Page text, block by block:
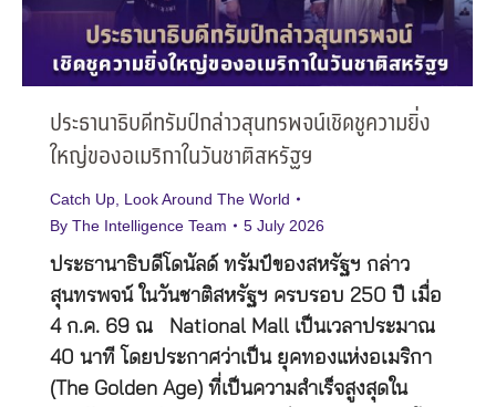
ประธานาธิบดีทรัมป์กล่าวสุนทรพจน์เชิดชูความยิ่ง
ใหญ่ของอเมริกาในวันชาติสหรัฐฯ
Catch Up Look Around The World
By The Intelligence Team 5 July 2026
ประธานาธิบดีโดนัลด์ ทรัมป์ของสหรัฐฯ กล่าว
สุนทรพจน์ ในวันชาติสหรัฐฯ ครบรอบ 250 ปี เมื่อ
4 ก.ค. 69 ณ National Mall เป็นเวลาประมาณ
40 นาที โดยประกาศว่าเป็น ยุคทองแห่งอเมริกา
(The Golden Age) ที่เป็นความสำเร็จสูงสุดใน